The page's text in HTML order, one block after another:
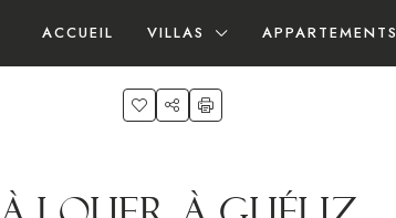
ACCUEIL VILLAS APPARTEMENTS